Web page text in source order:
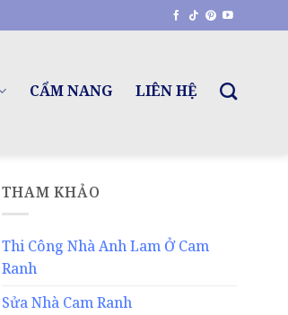
CẨM NANG LIÊN HỆ
THAM KHẢO
Thi Công Nhà Anh Lam Ở Cam
Ranh
Sửa Nhà Cam Ranh